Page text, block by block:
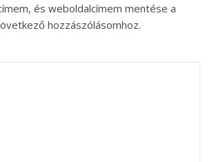
és weboldalcímem mentése a
hozzászólásomhoz.